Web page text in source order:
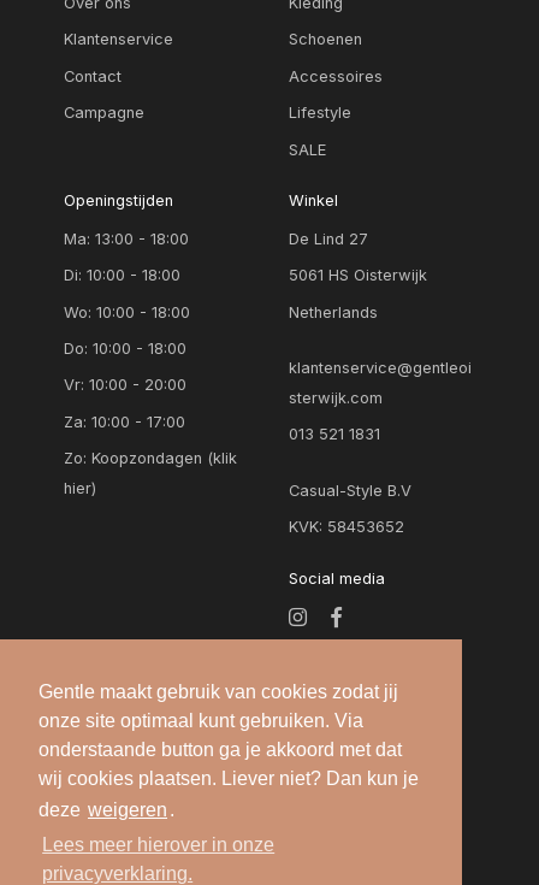
Gentle maakt gebruik van cookies zodat jij
onze site optimaal kunt gebruiken. Via
onderstaande button ga je akkoord met dat
wij cookies plaatsen. Liever niet? Dan kun je
deze weigeren .
Lees meer hierover in onze
privacyverklaring.
Klantenservice
Contact
Campagne
Schoenen
Accessoires
Lifestyle
SALE
Openingstijden
Ma: 13:00 - 18:00
Di: 10:00 - 18:00
Wo: 10:00 - 18:00
Do: 10:00 - 18:00
Vr: 10:00 - 20:00
Za: 10:00 - 17:00
Zo:Koopzondagen (klik
hier)
Winkel
De Lind 27
5061 HS Oisterwijk
Netherlands
klantenservice@gentleoi
sterwijk.com
013 521 1831
Casual-Style B.V
KVK: 58453652
Social media
Alle rechten voorbehouden — 2026 © Gentle
Oisterwijk |Algemene voorwaarden